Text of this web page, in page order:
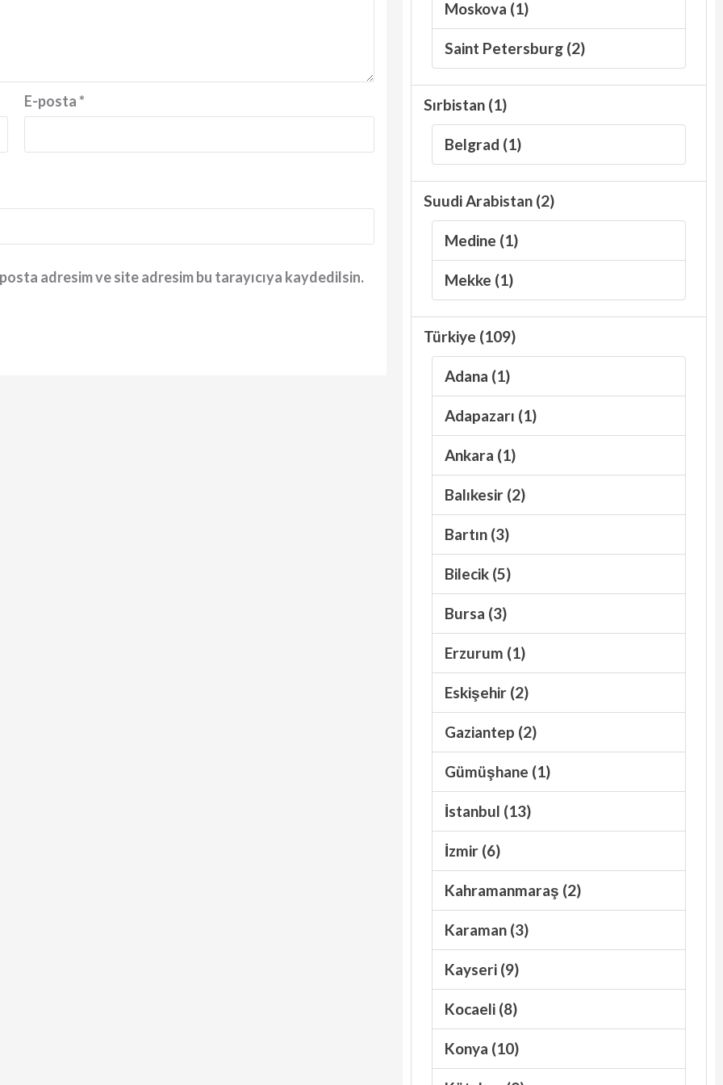
E-posta*
adresim ve site adresim bu tarayıcıya kaydedilsin.
Moskova (1)
Saint Petersburg (2)
Sırbistan (1)
Belgrad (1)
Suudi Arabistan (2)
Medine (1)
Mekke (1)
Türkiye (109)
Adana (1)
Adapazarı (1)
Ankara (1)
Balıkesir (2)
Bartın (3)
Bilecik (5)
Bursa (3)
Erzurum (1)
Eskişehir (2)
Gaziantep (2)
Gümüşhane (1)
İstanbul (13)
İzmir (6)
Kahramanmaraş (2)
Karaman (3)
Kayseri (9)
Kocaeli (8)
Konya (10)